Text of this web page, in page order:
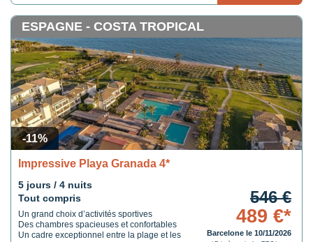
-11%
ESPAGNE - COSTA TROPICAL
Impressive Playa Granada 4*
5 jours / 4 nuits
Tout compris
Un grand choix d’activités sportives
Des chambres spacieuses et confortables
Un cadre exceptionnel entre la plage et les
546 €
489 €*
Barcelone le 10/11/2026